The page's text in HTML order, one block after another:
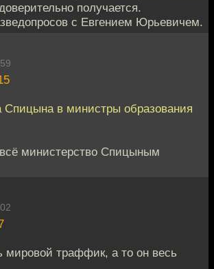
получается.
с Евгением Юрьевичем.
Спицына в министры образования
министерство Спицыным
мировой траффик, а то он весь